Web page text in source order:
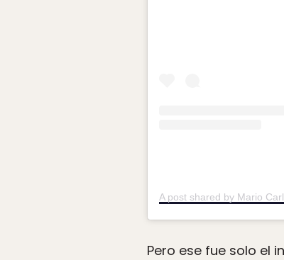
A post shared by Mario
Pero ese fue solo el